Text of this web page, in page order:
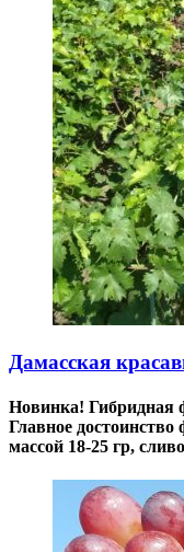
Дамасская
Новинка! Гибридная
Главное
массой 18-25 гр,